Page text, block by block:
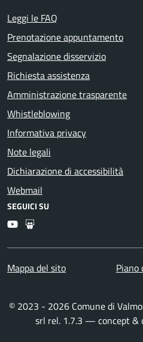
Leggi le FAQ
Prenotazione appuntamento
Segnalazione disservizio
Richiesta assistenza
Amministrazione trasparente
Whistleblowing
Informativa privacy
Note legali
Dichiarazione di accessibilità
Webmail
SEGUICI SU
YoutubeSlideshare
Mappa del sito
© 2023 - 2026 Comune di
srl rel. 1.7.3 — concept &